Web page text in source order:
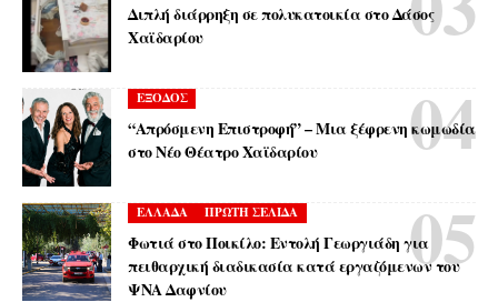
Διπλή διάρρηξη σε πολυκατοικία στο Δάσος
Χαϊδαρίου
ΕΞΟΔΟΣ
“Απρόσμενη Επιστροφή” – Μια ξέφρενη κωμωδία
στο Νέο Θέατρο Χαϊδαρίου
ΕΛΛΑΔΑ ΠΡΩΤΗ ΣΕΛΙΔΑ
Φωτιά στο Ποικίλο: Εντολή Γεωργιάδη για
πειθαρχική διαδικασία κατά εργαζόμενων του
ΨΝΑ Δαφνίου